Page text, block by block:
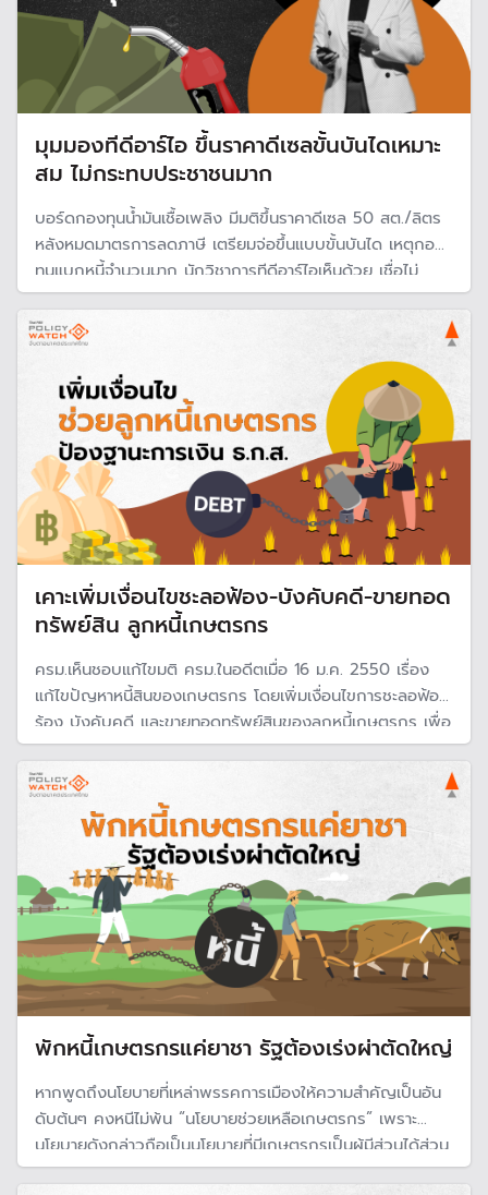
มุมมองทีดีอาร์ไอ ขึ้นราคาดีเซลขั้นบันไดเหมาะ
สม ไม่กระทบประชาชนมาก
บอร์ดกองทุนน้ำมันเชื้อเพลิง มีมติขึ้นราคาดีเซล 50 สต./ลิตร
หลังหมดมาตรการลดภาษี เตรียมจ่อขึ้นแบบขั้นบันได เหตุกอง
ทุนแบกหนี้จำนวนมาก นักวิชาการทีดีอาร์ไอเห็นด้วย เชื่อไม่
กระทบภาระประชาชนมากนัก ชี้กองทุนฯยิ่งก่อหนี้มากก็ยิ่งเป็น
ภาระคนไทยในอนาคต พร้อมแนะ 3 ข้อแผนบริหารราคาน้ำมันใน
ระยะยาว
เคาะเพิ่มเงื่อนไขชะลอฟ้อง-บังคับคดี-ขายทอด
ทรัพย์สิน ลูกหนี้เกษตรกร
ครม.เห็นชอบแก้ไขมติ ครม.ในอดีตเมื่อ 16 ม.ค. 2550 เรื่อง
แก้ไขปัญหาหนี้สินของเกษตรกร โดยเพิ่มเงื่อนไขการชะลอฟ้อง
ร้อง บังคับคดี และขายทอดทรัพย์สินของลูกหนี้เกษตรกร เพื่อ
ไม่ให้กระทบฐานะทางการเงิน ธ.ก.ส.
พักหนี้เกษตรกรแค่ยาชา รัฐต้องเร่งผ่าตัดใหญ่
หากพูดถึงนโยบายที่เหล่าพรรคการเมืองให้ความสำคัญเป็นอัน
ดับต้นๆ คงหนีไม่พ้น “นโยบายช่วยเหลือเกษตรกร” เพราะ
นโยบายดังกล่าวถือเป็นนโยบายที่มีเกษตรกรเป็นผู้มีส่วนได้ส่วน
เสีย (Stakeholders) กว่า 8,805,275 คน